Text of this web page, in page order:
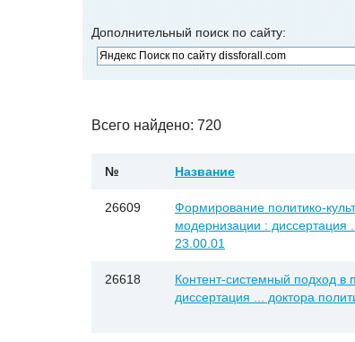
Дополнительный поиск по сайту:
Всего найдено: 720
№ Название
26609
Формирование политико-
модернизации : диссертация
23.00.01
26618
Контент-системный подход в
диссертация ... доктора